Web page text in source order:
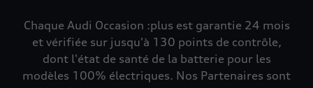
Chaque Audi Occasion :plus est garantie 24 mois
et vérifiée sur jusqu'à 130 points de contrôle,
dont l'état de santé de la batterie pour les
modèles 100% électriques. Nos Partenaires sont